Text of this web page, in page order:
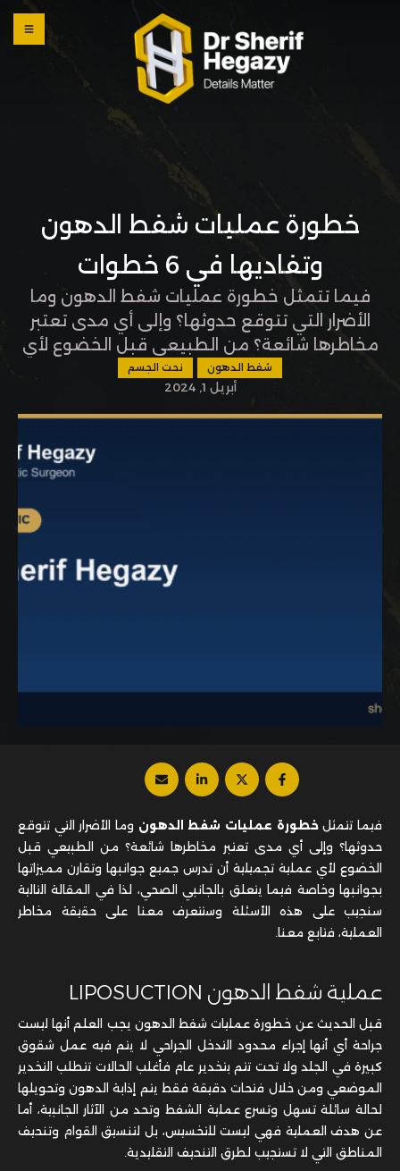
خطورة عمليات شفط الدهون
وتفاديها في 6 خطوات
فيما تتمثل خطورة عمليات شفط الدهون وما
الأضرار التي تتوقع حدوثها؟ وإلى أي مدى تعتبر
مخاطرها شائعة؟ من الطبيعي قبل الخضوع لأي
عملية تجميلية أن تدرس جميع جوانبها وتقارن
مميزاتها بجوانبها وخاصة فيما يتعلق بالجانبي
الصحي، لذا في المقالة التالية سنجيب على هذه
العملية، فتابع معنا. عملية شفط الدهون …
شفط الدهون نحت الجسم
أبريل 1, 2024
فيما تتمثلخطورة عمليات شفط الدهون وما الأضرار التي تتوقع
حدوثها؟ وإلى أي مدى تعتبر مخاطرها شائعة؟ من الطبيعي قبل
الخضوع لأي عملية تجميلية أن تدرس جميع جوانبها وتقارن مميزاتها
بجوانبها وخاصة فيما يتعلق بالجانبي الصحي، لذا في المقالة التالية
سنجيب على هذه الأسئلة وستتعرف معنا على حقيقة مخاطر
العملية، فتابع معنا.
عملية شفط الدهون LIPOSUCTION
قبل الحديث عن خطورة عمليات شفط الدهون يجب العلم أنها ليست
جراحة أي أنها إجراء محدود التدخل الجراحي لا يتم فيه عمل شقوق
كبيرة في الجلد ولا تحت تتم بتخدير عام فأغلب الحالات تتطلب التخدير
الموضعي ومن خلال فتحات دقيقة فقط يتم إذابة الدهون وتحويلها
لحالة سائلة تسهل وتسرع عملية الشفط وتحد من الآثار الجانبية، أما
عن هدف العملية فهي ليست للتخسيس، بل لتنسيق القوام وتنحيف
المناطق التي لا تستجيب لطرق التنحيف التقليدية.